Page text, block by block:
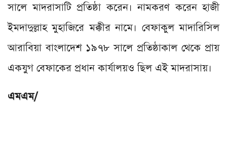
সালে মাদরাসাটি প্রতিষ্ঠা করেন। নামকরণ করেন হাজী
ইমদাদুল্লাহ মুহাজিরে মক্কীর নামে। বেফাকুল মাদারিসিল
আরাবিয়া বাংলাদেশ ১৯৭৮ সালে প্রতিষ্ঠাকাল থেকে প্রায়
একযুগ বেফাকের প্রধান কার্যালয়ও ছিল এই মাদরাসায়।
এমএম/